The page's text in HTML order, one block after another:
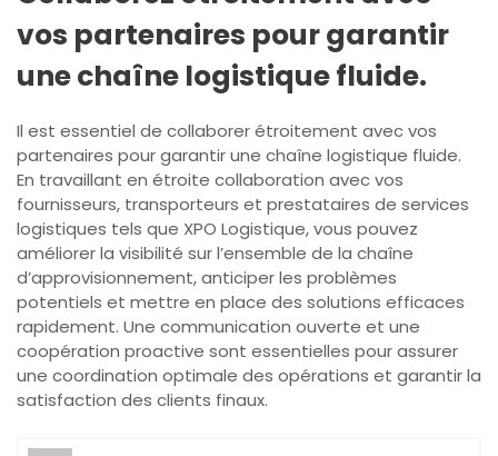
vos partenaires pour garantir
une chaîne logistique fluide.
Il est essentiel de collaborer étroitement avec vos
partenaires pour garantir une chaîne logistique fluide.
En travaillant en étroite collaboration avec vos
fournisseurs, transporteurs et prestataires de services
logistiques tels que XPO Logistique, vous pouvez
améliorer la visibilité sur l’ensemble de la chaîne
d’approvisionnement, anticiper les problèmes
potentiels et mettre en place des solutions efficaces
rapidement. Une communication ouverte et une
coopération proactive sont essentielles pour assurer
une coordination optimale des opérations et garantir la
satisfaction des clients finaux.